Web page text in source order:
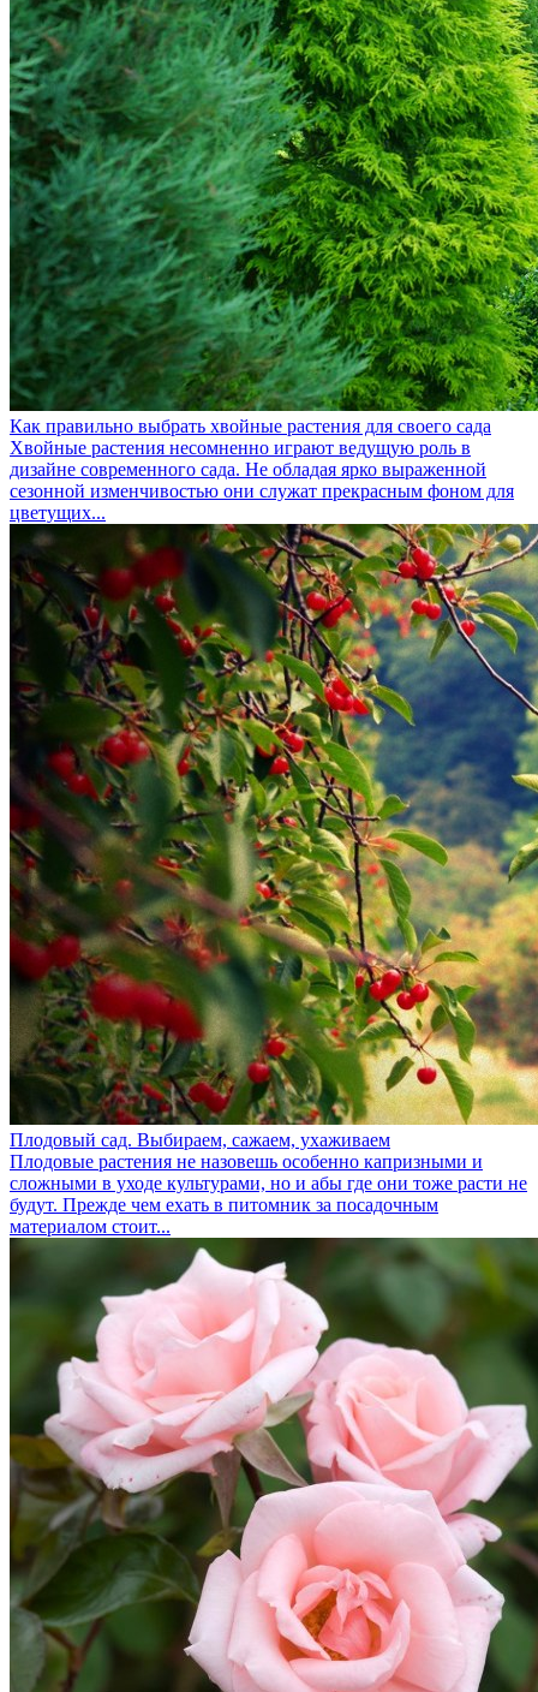
Как правильно выбрать хвойные растения для своего сада
Хвойные растения несомненно играют ведущую роль в
дизайне современного сада. Не обладая ярко выраженной
сезонной изменчивостью они служат прекрасным фоном для
цветущих...
Плодовый сад. Выбираем, сажаем, ухаживаем
Плодовые растения не назовешь особенно капризными и
сложными в уходе культурами, но и абы где они тоже расти не
будут. Прежде чем ехать в питомник за посадочным
материалом стоит...